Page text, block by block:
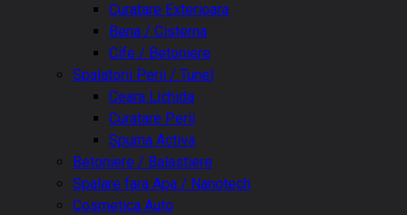
Curatare Exterioara
Bena / Cisterna
Cife / Betoniere
Spalatorii Perii / Tunel
Ceara Lichida
Curatare Perii
Spuma Activa
Betoniere / Balastiere
Spalare fara Apa / Nanotech
Cosmetica Auto